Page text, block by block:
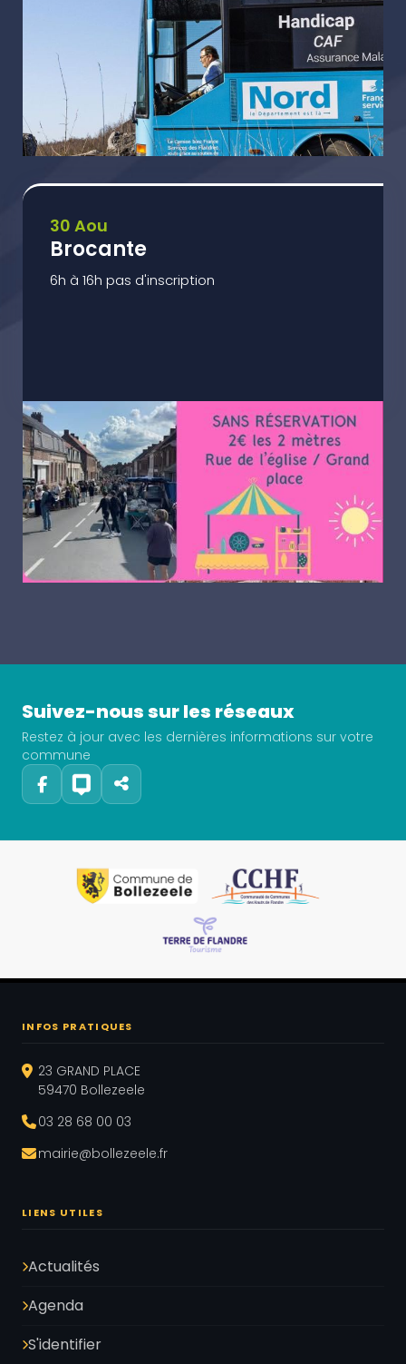
30 Aou
Brocante
6h à 16h pas d'inscription
Suivez-nous sur les réseaux
Restez à jour avec les dernières informations sur votre
commune
INFOS PRATIQUES
23 GRAND PLACE
59470 Bollezeele
03 28 68 00 03
mairie@bollezeele.fr
LIENS UTILES
Actualités
Agenda
S'identifier